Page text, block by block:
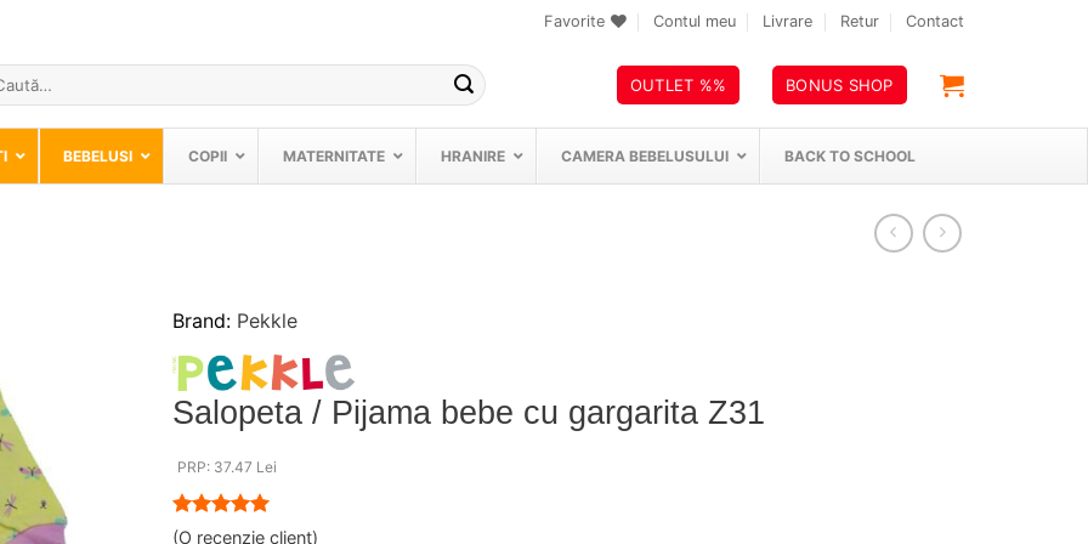
Favorite Contul meu Livrare Retur Contact
OUTLET %% BONUS SHOP
BEBELUSI COPII MATERNITATE HRANIRE CAMERA BEBELUSULUI BACK TO SCHOOL
Brand: Pekkle
Salopeta / Pijama bebe cu gargarita Z31
PRP: 37.47 Lei
Evaluat la
(O recenzie client)